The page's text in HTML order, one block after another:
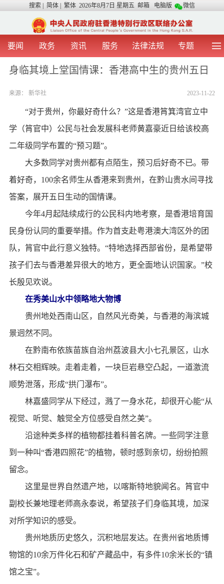
搜索 简体 繁体 2026年8月7日 星期五 邮箱 电脑版 微信
要闻 政务 资讯 服务 法律法规 专题
首 页 图 片 视 频 中央声音
涉台事务 媒体言论
办证指引
身临其境上堂国情课：香港高中生的贵州五日
2023-11-22
来源： 新华社
“对于贵州，你最好奇什么？”这是香港筲箕湾官立中
学（筲官中）公民与社会发展科老师黄嘉豪近日给该校高
二年级同学布置的“预习题”。
大多数同学对贵州都有点陌生，预习后好奇不已。带
着好奇，100余名师生从香港来到贵州，在黔山贵水间寻找
答案，展开五日生动的国情课。
今年4月起陆续成行的公民科内地考察，是香港培育国
民身份认同的重要举措。作为首支赴粤港澳大湾区外的团
队，筲官中此行意义独特。“特地选择西部省份，是希望带
孩子们去与香港差异很大的地方，更全面地认识国家。”校
长殷见欢说。
在秀美山水中领略地大物博
贵州地处西南山区，自然风光奇美，与香港的海滨城
景迥然不同。
在黔南布依族苗族自治州荔波县大小七孔景区，山水
林石交相辉映。走着走着，一块巨岩悬空凸起，一道激流
顺势泄落，形成“拱门瀑布”。
林嘉盛同学从下经过，溅了一身水花，却很开心能“从
视觉、听觉、触觉全方位感受自然之美”。
沿途种类多样的植物都挂着科普名牌。一些同学注意
到一种叫“香港四照花”的植物，顿时感到亲切，纷纷拍照
留念。
这里是世界自然遗产地，以喀斯特地貌闻名。筲官中
副校长兼地理老师高永泰说，希望孩子们身临其境，加深
对所学知识的感受。
贵州地质历史悠久，沉积地层发达。在贵州省地质博
物馆的10余万件化石和矿产藏品中，有多件10余米长的“镇
馆之宝”。